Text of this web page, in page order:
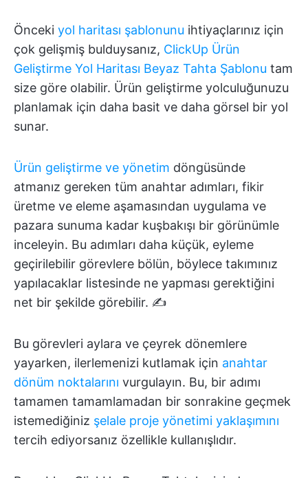
Önceki yol haritası şablonunu ihtiyaçlarınız için
çok gelişmiş bulduysanız, ClickUp Ürün
Geliştirme Yol Haritası Beyaz Tahta Şablonu tam
size göre olabilir. Ürün geliştirme yolculuğunuzu
planlamak için daha basit ve daha görsel bir yol
sunar.
Ürün geliştirme ve yönetim döngüsünde
atmanız gereken tüm anahtar adımları, fikir
üretme ve eleme aşamasından uygulama ve
pazara sunuma kadar kuşbakışı bir görünümle
inceleyin. Bu adımları daha küçük, eyleme
geçirilebilir görevlere bölün, böylece takımınız
yapılacaklar listesinde ne yapması gerektiğini
net bir şekilde görebilir. ✍️
Bu görevleri aylara ve çeyrek dönemlere
yayarken, ilerlemenizi kutlamak için anahtar
dönüm noktalarını vurgulayın. Bu, bir adımı
tamamen tamamlamadan bir sonrakine geçmek
istemediğiniz şelale proje yönetimi yaklaşımını
tercih ediyorsanız özellikle kullanışlıdır.